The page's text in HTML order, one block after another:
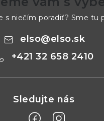
s niečím poradiť? Sme tu
elso@elso.sk
+421 32 658 2410